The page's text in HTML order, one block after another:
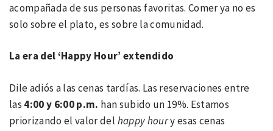
acompañada de sus personas favoritas. Comer ya no es
solo sobre el plato, es sobre la comunidad.
La era del ‘Happy Hour’ extendido
Dile adiós a las cenas tardías. Las reservaciones entre
las 4:00 y 6:00 p.m. han subido un 19%. Estamos
priorizando el valor del happy houry esas cenas